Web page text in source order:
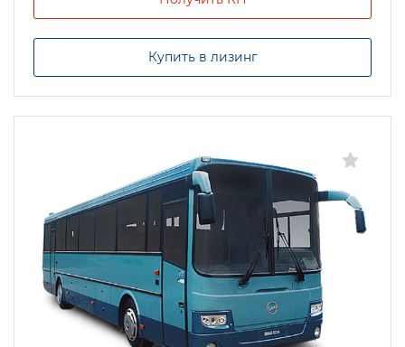
Купить в лизинг